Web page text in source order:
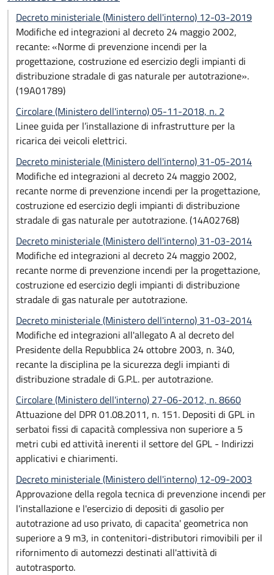
Decreto ministeriale (Ministero dell'interno) 12-03-2019
Modifiche ed integrazioni al decreto 24 maggio 2002,
recante: «Norme di prevenzione incendi per la
progettazione, costruzione ed esercizio degli impianti di
distribuzione stradale di gas naturale per autotrazione».
(19A01789)
Circolare (Ministero dell'interno) 05-11-2018, n. 2
Linee guida per l’installazione di infrastrutture per la
ricarica dei veicoli elettrici.
Decreto ministeriale (Ministero dell'interno) 31-05-2014
Modifiche ed integrazioni al decreto 24 maggio 2002,
recante norme di prevenzione incendi per la progettazione,
costruzione ed esercizio degli impianti di distribuzione
stradale di gas naturale per autotrazione. (14A02768)
Decreto ministeriale (Ministero dell'interno) 31-03-2014
Modifiche ed integrazioni al decreto 24 maggio 2002,
recante norme di prevenzione incendi per la progettazione,
costruzione ed esercizio degli impianti di distribuzione
stradale di gas naturale per autotrazione.
Decreto ministeriale (Ministero dell'interno) 31-03-2014
Modifiche ed integrazioni all'allegato A al decreto del
Presidente della Repubblica 24 ottobre 2003, n. 340,
recante la disciplina pe la sicurezza degli impianti di
distribuzione stradale di G.P.L. per autotrazione.
Circolare (Ministero dell'interno) 27-06-2012, n. 8660
Attuazione del DPR 01.08.2011, n. 151. Depositi di GPL in
serbatoi fissi di capacità complessiva non superiore a 5
metri cubi ed attività inerenti il settore del GPL - Indirizzi
applicativi e chiarimenti.
Decreto ministeriale (Ministero dell'interno) 12-09-2003
Approvazione della regola tecnica di prevenzione incendi per
l'installazione e l'esercizio di depositi di gasolio per
autotrazione ad uso privato, di capacita' geometrica non
superiore a 9 m3, in contenitori-distributori rimovibili per il
rifornimento di automezzi destinati all'attività di
autotrasporto.